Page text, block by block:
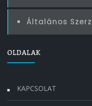
Általános
OLDALAK
KAPCSOLAT